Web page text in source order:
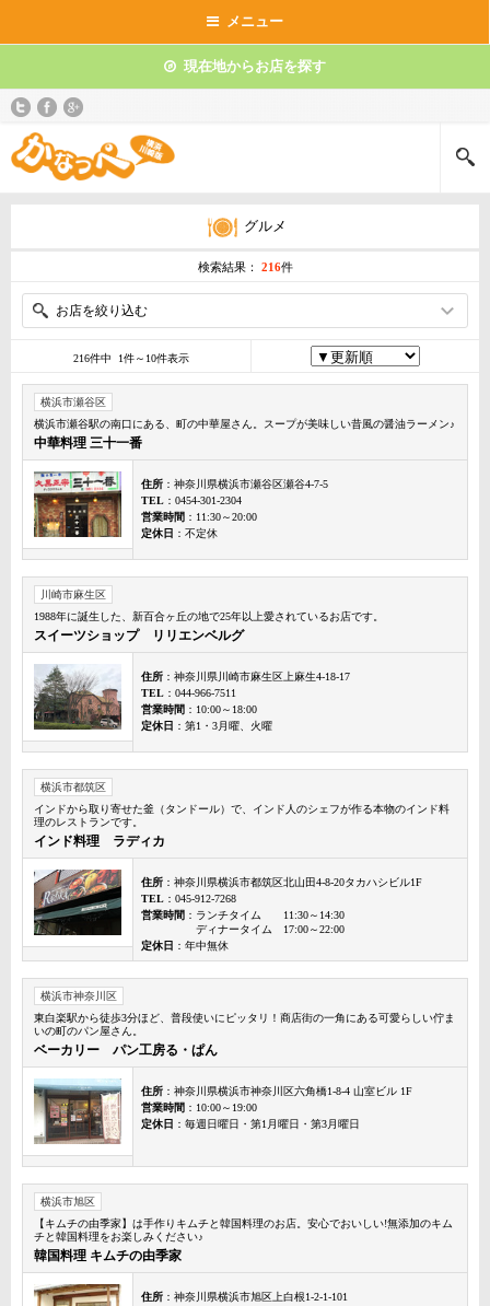
メニュー
現在地からお店を探す
グルメ
検索結果： 216件
お店を絞り込む
216件中 1件～10件表示
横浜市瀬谷区
横浜市瀬谷駅の南口にある、町の中華屋さん。スープが美味しい昔風の醤油ラーメン♪
中華料理 三十一番
住所 ：神奈川県横浜市瀬谷区瀬谷4-7-5
TEL ：0454-301-2304
営業時間 ：11:30～20:00
定休日 ：不定休
川崎市麻生区
1988年に誕生した、新百合ヶ丘の地で25年以上愛されているお店です。
スイーツショップ リリエンベルグ
住所 ：神奈川県川崎市麻生区上麻生4-18-17
TEL ：044-966-7511
営業時間 ：10:00～18:00
定休日 ：第1・3月曜、火曜
横浜市都筑区
インドから取り寄せた釜（タンドール）で、インド人のシェフが作る本物のインド料
理のレストランです。
インド料理 ラディカ
住所 ：神奈川県横浜市都筑区北山田4-8-20タカハシビル1F
TEL ：045-912-7268
営業時間 ：ランチタイム 11:30～14:30
ディナータイム 17:00～22:00
定休日 ：年中無休
横浜市神奈川区
東白楽駅から徒歩3分ほど、普段使いにピッタリ！商店街の一角にある可愛らしい佇ま
いの町のパン屋さん。
ベーカリー パン工房る・ぱん
住所 ：神奈川県横浜市神奈川区六角橋1-8-4 山室ビル 1F
営業時間 ：10:00～19:00
定休日 ：毎週日曜日・第1月曜日・第3月曜日
横浜市旭区
【キムチの由季家】は手作りキムチと韓国料理のお店。安心でおいしい!無添加のキム
チと韓国料理をお楽しみください♪
韓国料理 キムチの由季家
住所 ：神奈川県横浜市旭区上白根1-2-1-101